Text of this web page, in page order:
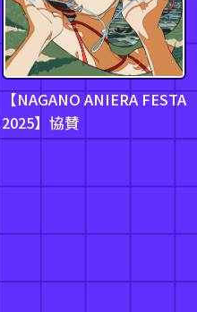
【NAGANO ANIERA FESTA
2025】協賛